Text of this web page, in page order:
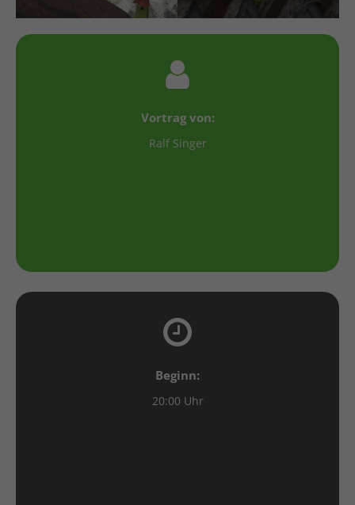
Vortrag von:
Ralf Singer
Beginn:
20:00 Uhr